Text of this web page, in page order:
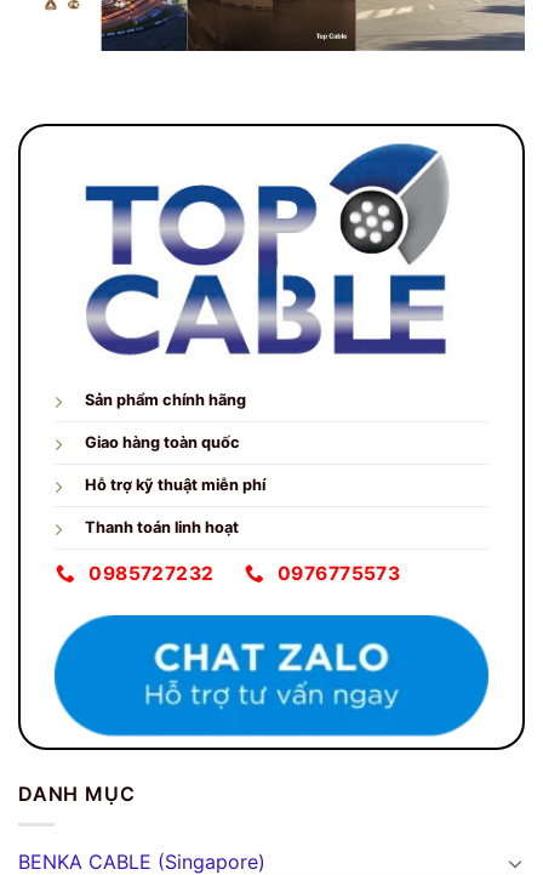
Sản phẩm chính hãng
Giao hàng toàn quốc
Hỗ trợ kỹ thuật miễn phí
Thanh toán linh hoạt
0985727232 0976775573
DANH MỤC
BENKA CABLE (Singapore)